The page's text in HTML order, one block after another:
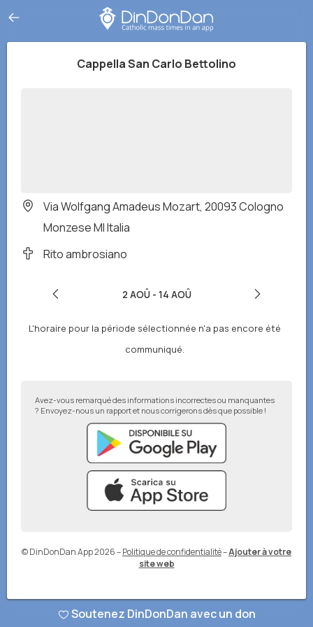
Cappella San Carlo Bettolino
Via Wolfgang Amadeus Mozart, 20093 Cologno
Monzese MI Italia
Rito ambrosiano
2 AOÛ- 14 AOÛ
L'horaire pour la période sélectionnée n'a pas encore été
communiqué.
Avez-vous remarqué des informations incorrectes ou manquantes
? Envoyez-nous un rapport et nous corrigerons dès que possible !
© DinDonDan App 2026–Politique de confidentialité–Ajouter à votre
site web
Soutenez DinDonDan avec un don